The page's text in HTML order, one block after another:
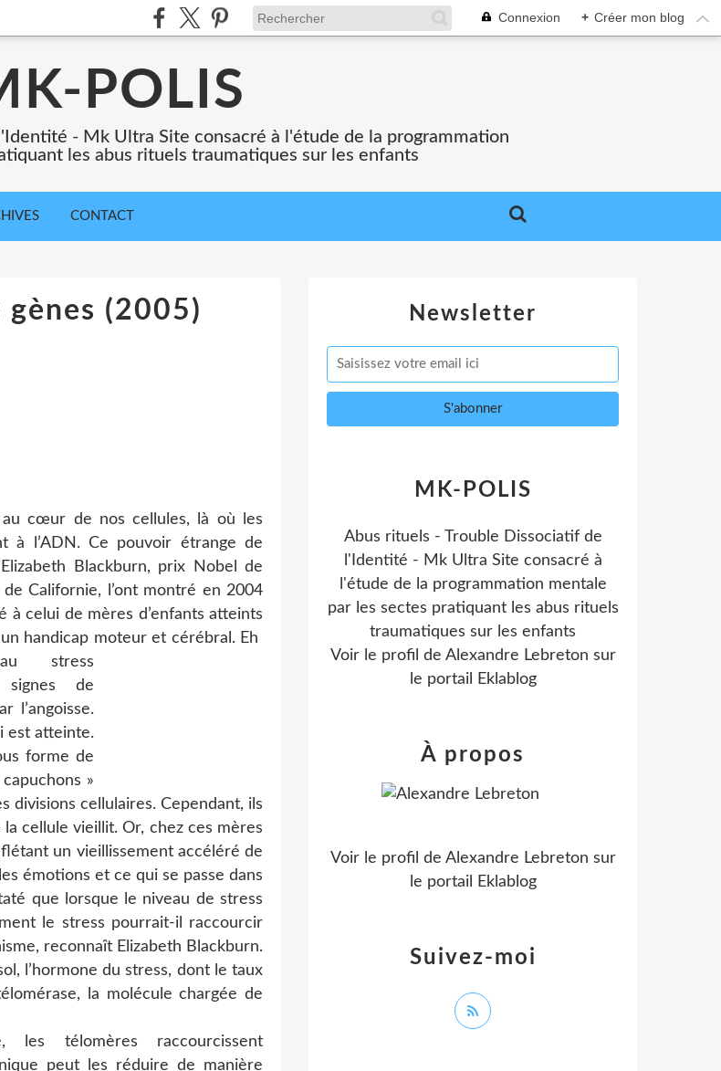
Connexion + Créer mon blog
POLIS
- Mk Ultra Site consacré à l'étude de la programmation
les abus rituels traumatiques sur les enfants
CONTACT
(2005)
cœur de nos cellules, là où les
à l’ADN. Ce pouvoir étrange de
Blackburn, prix Nobel de
Californie, l’ont montré en 2004
à celui de mères d’enfants atteints
handicap moteur et cérébral. Eh
stress
signes de
l’angoisse.
est atteinte.
forme de
»
divisions cellulaires. Cependant, ils
cellule vieillit. Or, chez ces mères
un vieillissement accéléré de
émotions et ce qui se passe dans
que lorsque le niveau de stress
le stress pourrait-il raccourcir
reconnaît Elizabeth Blackburn.
l’hormone du stress, dont le taux
la molécule chargée de
les télomères raccourcissent
peut les réduire de manière
Newsletter
MK-POLIS
Abus rituels - Trouble Dissociatif de
l'Identité - Mk Ultra Site consacré à
l'étude de la programmation mentale
par les sectes pratiquant les abus rituels
traumatiques sur les enfants
Voir le profil de Alexandre Lebreton sur
le portail Eklablog
Suivez-moi
À propos
Voir le profil de Alexandre Lebreton sur
le portail Eklablog